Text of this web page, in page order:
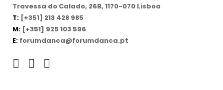
Travessa do Calado, 26B, 1170-070 Lisboa
T: [+351] 213 428 985
M: [+351] 925 103 596
E: forumdanca@forumdanca.pt